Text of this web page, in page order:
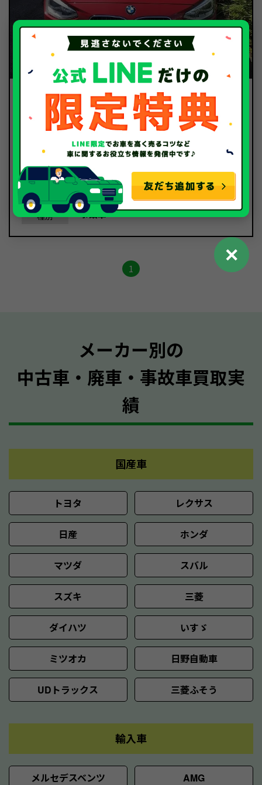
買取金額20.6万円
メーカー BMW
車種 120I
平成25年/2013年
走行距離 32,167Km
種別 事故車
1
メーカー別の
中古車・廃車・事故車買取実
績
国産車
トヨタ レクサス
日産 ホンダ
マツダ スバル
スズキ 三菱
ダイハツ いすゞ
ミツオカ 日野自動車
UDトラックス 三菱ふそう
輸入車
メルセデスベンツ AMG
✕